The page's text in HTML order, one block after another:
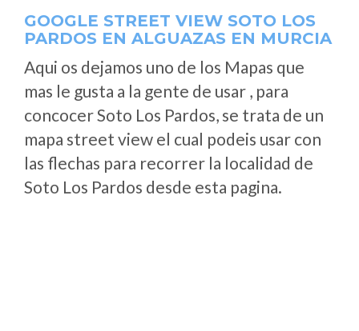
GOOGLE STREET VIEW SOTO LOS
PARDOS EN ALGUAZAS EN MURCIA
Aqui os dejamos uno de los Mapas que
mas le gusta a la gente de usar , para
concocer Soto Los Pardos, se trata de un
mapa street view el cual podeis usar con
las flechas para recorrer la localidad de
Soto Los Pardos desde esta pagina.